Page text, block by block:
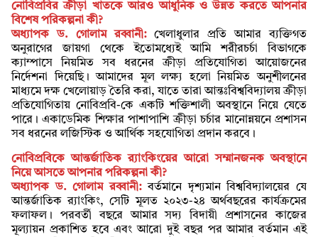
নোবিপ্রবির ক্রীড়া খাতকে আরও আধুনিক ও উন্নত করতে আপনার
বিশেষ পরিকল্পনা কী?
অধ্যাপক ড. গোলাম রব্বানী:খেলাধুলার প্রতি আমার ব্যক্তিগত
অনুরাগের জায়গা থেকে ইতোমধ্যেই আমি শরীরচর্চা বিভাগকে
ক্যাম্পাসে নিয়মিত সব ধরনের ক্রীড়া প্রতিযোগিতা আয়োজনের
নির্দেশনা দিয়েছি। আমাদের মূল লক্ষ্য হলো নিয়মিত অনুশীলনের
মাধ্যমে দক্ষ খেলোয়াড় তৈরি করা, যাতে তারা আন্তঃবিশ্ববিদ্যালয় ক্রীড়া
প্রতিযোগিতায় নোবিপ্রবি-কে একটি শক্তিশালী অবস্থানে নিয়ে যেতে
পারে। একাডেমিক শিক্ষার পাশাপাশি ক্রীড়া চর্চার মানোন্নয়নে প্রশাসন
সব ধরনের লজিস্টিক ও আর্থিক সহযোগিতা প্রদান করবে।
নোবিপ্রবিকে আন্তর্জাতিক র‍্যাংকিংয়ের আরো সম্মানজনক অবস্থানে
নিয়ে আসতে আপনার পরিকল্পনা কী?
অধ্যাপক ড. গোলাম রব্বানী:বর্তমানে দৃশ্যমান বিশ্ববিদ্যালয়ের যে
আন্তর্জাতিক র‍্যাংকিং, সেটি মূলত ২০২৩-২৪ অর্থবছরের কার্যক্রমের
ফলাফল। পরবর্তী বছরে আমার সদ্য বিদায়ী প্রশাসনের কাজের
মূল্যায়ন প্রকাশিত হবে এবং আরো দুই বছর পর আমার বর্তমান এই